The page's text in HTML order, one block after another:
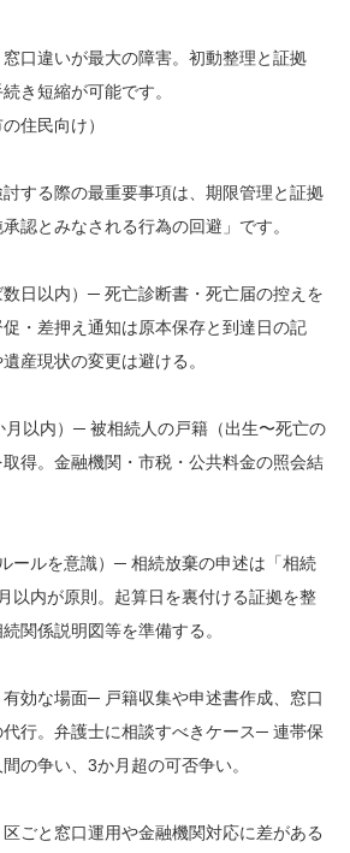
口違いが最大の障害。初動整理と証拠
き短縮が可能です。
住民向け）
する際の最重要事項は、期限管理と証拠
認とみなされる行為の回避」です。
日以内）─ 死亡診断書・死亡届の控えを
・差押え通知は原本保存と到達日の記
産現状の変更は避ける。
以内）─ 被相続人の戸籍（出生〜死亡の
得。金融機関・市税・公共料金の照会結
ールを意識）─ 相続放棄の申述は「相続
以内が原則。起算日を裏付ける証拠を整
関係説明図等を準備する。
効な場面─ 戸籍収集や申述書作成、窓口
行。弁護士に相談すべきケース─ 連帯保
の争い、3か月超の可否争い。
ごと窓口運用や金融機関対応に差がある